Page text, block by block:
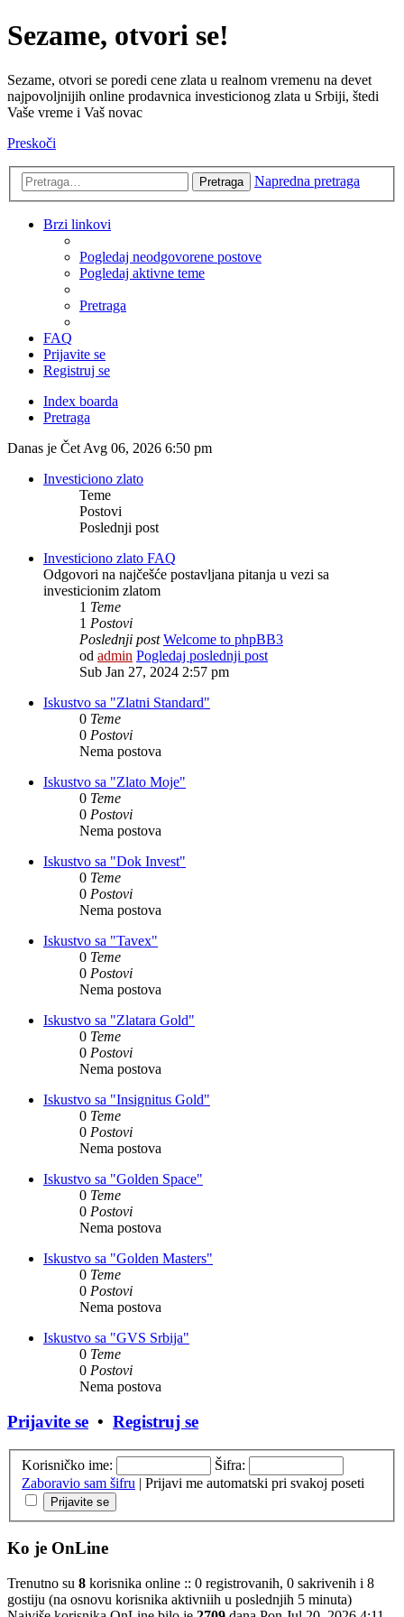
Sezame, otvori se!
Sezame, otvori se poredi cene zlata u realnom vremenu na devet
najpovoljnijih online prodavnica investicionog zlata u Srbiji, štedi
Vaše vreme i Vaš novac
Preskoči
Pretraga Napredna pretraga
Brzi linkovi
Pogledaj neodgovorene postove
Pogledaj aktivne teme
Pretraga
FAQ
Prijavite se
Registruj se
Index boarda
Pretraga
Danas je Čet Avg 06, 2026 6:50 pm
Investiciono zlato
Teme
Postovi
Poslednji post
Investiciono zlato FAQ
Odgovori na najčešće postavljana pitanja u vezi sa
investicionim zlatom
1 Teme
1 Postovi
Poslednji post Welcome to phpBB3
od admin Pogledaj poslednji post
Sub Jan 27, 2024 2:57 pm
Iskustvo sa "Zlatni Standard"
0 Teme
0 Postovi
Nema postova
Iskustvo sa "Zlato Moje"
0 Teme
0 Postovi
Nema postova
Iskustvo sa "Dok Invest"
0 Teme
0 Postovi
Nema postova
Iskustvo sa "Tavex"
0 Teme
0 Postovi
Nema postova
Iskustvo sa "Zlatara Gold"
0 Teme
0 Postovi
Nema postova
Iskustvo sa "Insignitus Gold"
0 Teme
0 Postovi
Nema postova
Iskustvo sa "Golden Space"
0 Teme
0 Postovi
Nema postova
Iskustvo sa "Golden Masters"
0 Teme
0 Postovi
Nema postova
Iskustvo sa "GVS Srbija"
0 Teme
0 Postovi
Nema postova
Prijavite se • Registruj se
Korisničko ime:
Šifra:
Zaboravio sam šifru | Prijavi me automatski pri svakoj poseti
Ko je OnLine
Trenutno su 8 korisnika online :: 0 registrovanih, 0 sakrivenih i 8
gostiju (na osnovu korisnika aktivniih u poslednjih 5 minuta)